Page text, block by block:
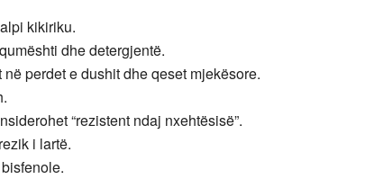
kikiriku.
dhe detergjentë.
perdet e dushit dhe qeset mjekësore.
“rezistent ndaj nxehtësisë”.
i lartë.